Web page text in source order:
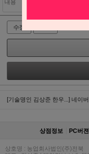
수정
[기술명인 김상준 한우...] 네이
상점정보 PC버젼
상호명 : 농업회사법인(주)전북